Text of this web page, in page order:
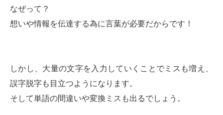
なぜって？
想いや情報を伝達する為に言葉が必要だからです！
しかし、大量の文字を入力していくことでミスも増え、
誤字脱字も目立つようになります。
そして単語の間違いや変換ミスも出るでしょう。